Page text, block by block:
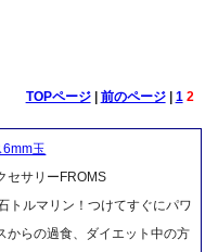
TOPページ| 前のページ| 1 2
玉
セサリーFROMS
トルマリン！つけてすぐにパワ
からの過食、ダイエット中の方